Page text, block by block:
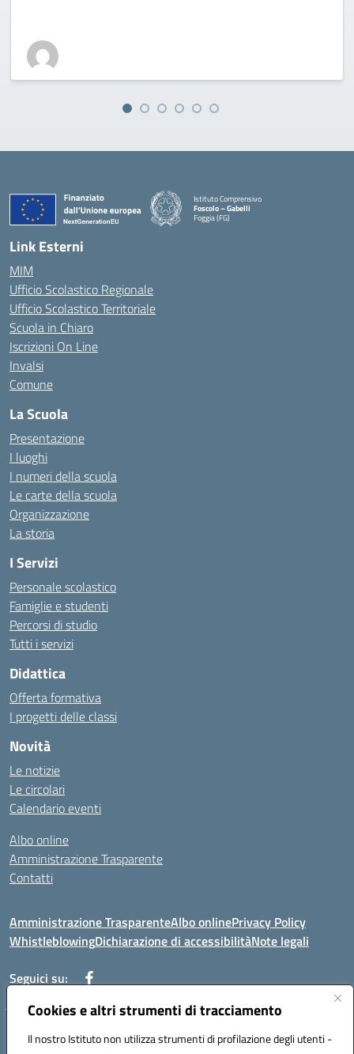
Cookies e altri strumenti di tracciamento
Il nostro Istituto non utilizza strumenti di profilazione degli utenti -
Istituto Comprensivo
Foscolo – Gabelli
Foggia (FG)
— Visita la pagina iniziale della scuola
Link Esterni
MIM
Ufficio Scolastico Regionale
Ufficio Scolastico Territoriale
Scuola in Chiaro
Iscrizioni On Line
Invalsi
Comune
La Scuola
Presentazione
I luoghi
I numeri della scuola
Le carte della scuola
Organizzazione
La storia
I Servizi
Personale scolastico
Famiglie e studenti
Percorsi di studio
Tutti i servizi
Didattica
Offerta formativa
I progetti delle classi
Novità
Le notizie
Le circolari
Calendario eventi
Albo online
Amministrazione Trasparente
Contatti
Amministrazione TrasparenteAlbo onlinePrivacy Policy
WhistleblowingDichiarazione di accessibilitàNote legali
Seguici su:
Telefono: 0881814875
Mail: fgic86100g@istruzione.it PEC: fgic86100g@pec.istruzione.it